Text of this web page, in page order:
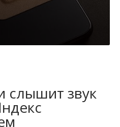
слышит звук